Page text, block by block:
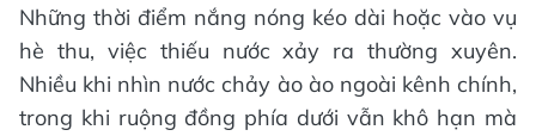
Những thời điểm nắng nóng kéo dài hoặc vào vụ
hè thu, việc thiếu nước xảy ra thường xuyên.
Nhiều khi nhìn nước chảy ào ào ngoài kênh chính,
trong khi ruộng đồng phía dưới vẫn khô hạn mà